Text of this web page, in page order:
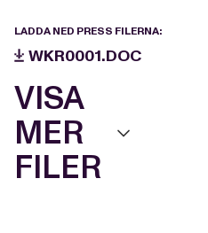
LADDA NED PRESS FILERNA:
WKR0001.DOC
VISA
MER
FILER